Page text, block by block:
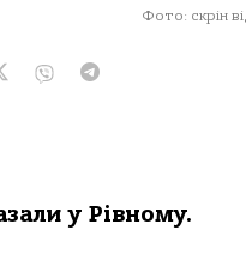
Фото: скрін
у Рівному.